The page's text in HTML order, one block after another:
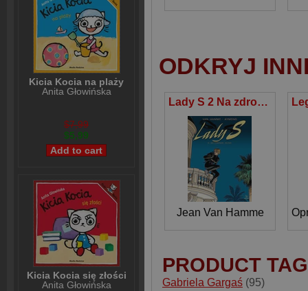
Kicia Kocia na plaży
Anita Głowińska
$7,99
$5,99
Kicia Kocia się złości
Anita Głowińska
ODKRYJ
Lady S 2 Na zdrowie Suzie
Jean Van Hamme
PRODUCT
Gabriela Gargaś (95)